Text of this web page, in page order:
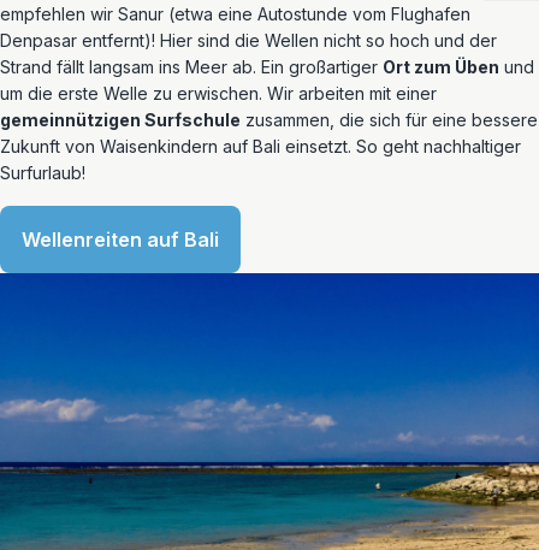
empfehlen wir Sanur (etwa eine Autostunde vom Flughafen
Denpasar entfernt)! Hier sind die Wellen nicht so hoch und der
Strand fällt langsam ins Meer ab. Ein großartiger Ort zum Üben und
um die erste Welle zu erwischen. Wir arbeiten mit einer
gemeinnützigen Surfschule zusammen, die sich für eine bessere
Zukunft von Waisenkindern auf Bali einsetzt. So geht nachhaltiger
Surfurlaub!
Wellenreiten auf Bali